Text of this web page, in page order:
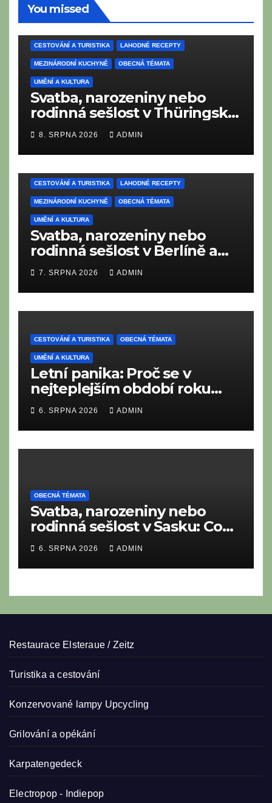
You missed
CESTOVÁNÍ A TURISTIKA LAHODNÉ RECEPTY
MEZINÁRODNÍ KUCHYNĚ OBECNÁ TÉMATA
UMĚNÍ A KULTURA
Svatba, narozeniny nebo
rodinná sešlost v Thüringsku:
Co nesmí chybět na
tradičním thüringském
bufetu?
8. SRPNA 2026 ADMIN
CESTOVÁNÍ A TURISTIKA LAHODNÉ RECEPTY
MEZINÁRODNÍ KUCHYNĚ OBECNÁ TÉMATA
UMĚNÍ A KULTURA
Svatba, narozeniny nebo
rodinná sešlost v Berlíně a
Braniborsku: Co nesmí
chybět na moderním i
tradičním metropolitním
bufetu?
7. SRPNA 2026 ADMIN
CESTOVÁNÍ A TURISTIKA OBECNÁ TÉMATA
UMĚNÍ A KULTURA
Letní panika: Proč se v
nejteplejším období roku
neustále něčeho bojíme?
6. SRPNA 2026 ADMIN
OBECNÁ TÉMATA
Svatba, narozeniny nebo
rodinná sešlost v Sasku: Co
nesmí chybět na tradičním
saském bufetu?
6. SRPNA 2026 ADMIN
Restaurace Elsteraue / Zeitz
Turistika a cestování
Konzervované lampy Upcycling
Grilování a opékání
Karpatengedeck
Electropop - Indiepop